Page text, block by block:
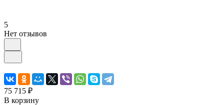
5
Нет отзывов
75 715 ₽
В корзину